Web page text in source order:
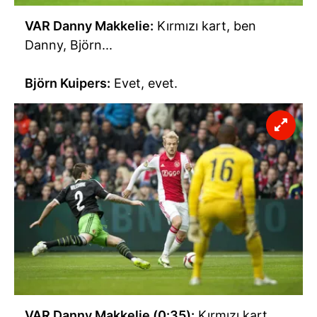
reklam/pazarlama faaliyetlerinin yapılması, amaçlarıyla
sınırlı olarak açık rızanız dahilinde kullanılacaktır.
Çerezlere ilişkin tercihlerinizi aşağıda yer alan panel
için Ayarlar butonuna tıklayabilir, Çerez Bilgilendirme
Metnimiziziyaret edebilirsiniz.
6698 sayılı Kişisel Verilerin Korunması Kanunu uyarınca
hazırlanmış Aydınlatma Metnimizi okumak ve sitemizde
ilgili mevzuata uygun olarak kullanılan çerezlerle ilgili bilgi
almak için lütfentıklayınız .
VAR Danny Makkelie: Kırmızı kart, ben
Danny, Björn...
Björn Kuipers: Evet, evet.